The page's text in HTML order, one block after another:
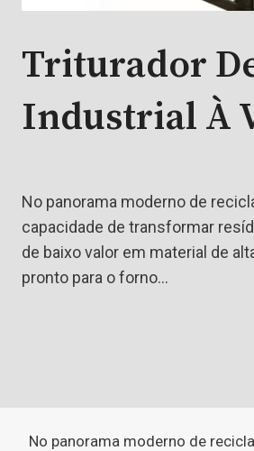
Triturador
Industrial À
No panorama moderno de
capacidade de transformar
de baixo valor em material de
pronto para o forno…
No panorama moderno de